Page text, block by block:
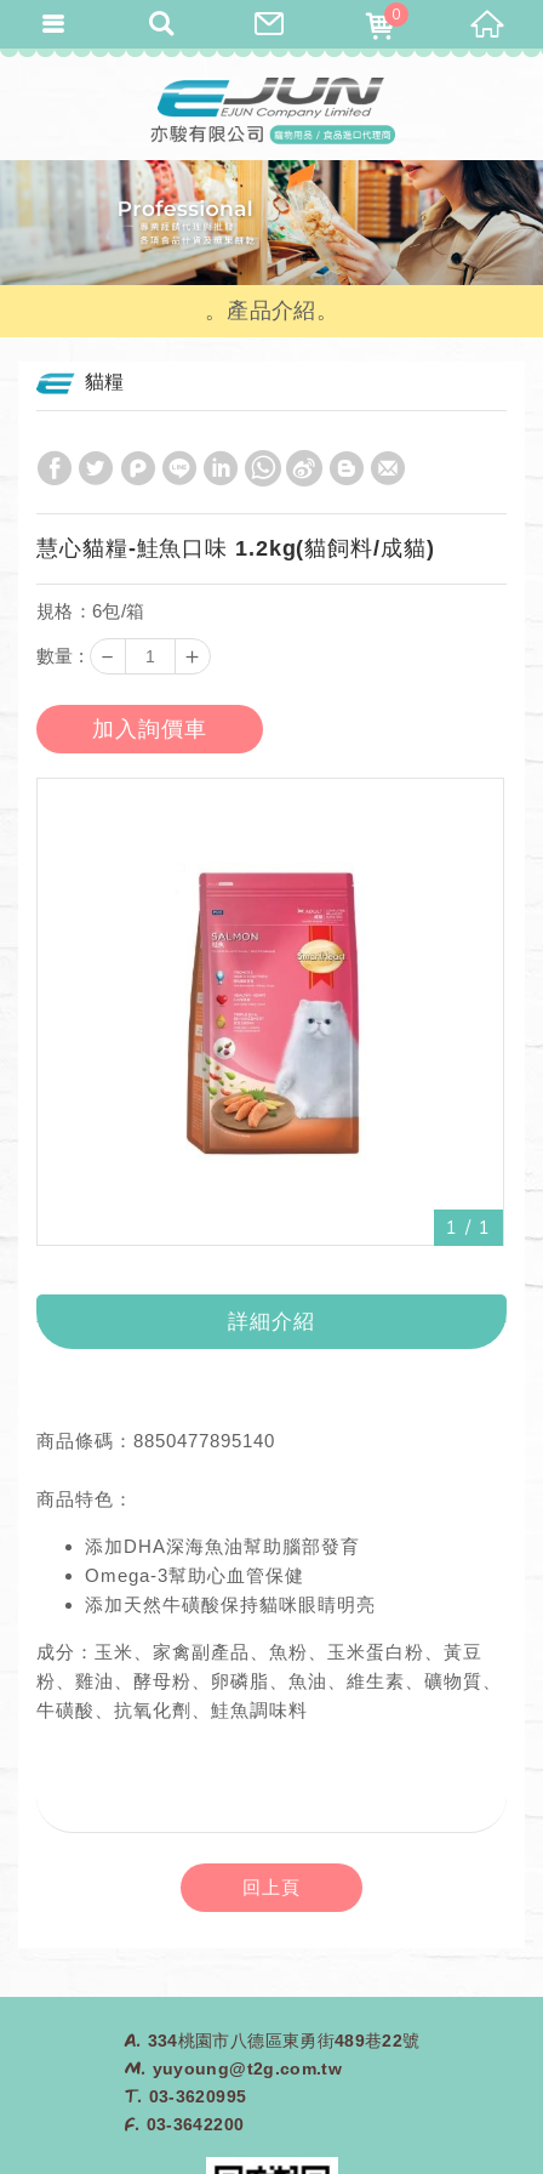
產品介紹
貓糧
慧心貓糧-鮭魚口味 1.2kg(貓飼料/成貓)
規格：6包/箱
數量 : － ＋
加入詢價車
1 / 1
詳細介紹
商品條碼：8850477895140
商品特色：
添加DHA深海魚油幫助腦部發育
Omega-3幫助心血管保健
添加天然牛磺酸保持貓咪眼睛明亮
成分：玉米、家禽副產品、魚粉、玉米蛋白粉、黃豆
粉、雞油、酵母粉、卵磷脂、魚油、維生素、礦物質、
牛磺酸、抗氧化劑、鮭魚調味料
回上頁
A. 334桃園市八德區東勇街489巷22號
M. yuyoung@t2g.com.tw
T. 03-3620995
F. 03-3642200
0